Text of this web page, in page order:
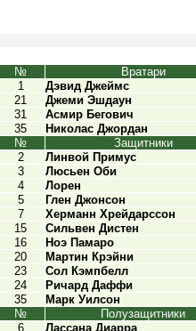
№ Вратари
1
Дэвид Джеймс
21
Джеми Эшдаун
31
Асмир Бегович
35
Николас Джордан
№
Защитники
2
Линвой Примус
3
Люсьен Оби
4
Лорен
5
Глен Джонсон
7
Херманн Хрейдарссон
15
Сильвен Дистен
16
Ноэ Памаро
20
Мартин Крэйни
23
Сол Кэмпбелл
24
Ричард Даффи
35
Марк Уилсон
№
Полузащитники
6
Лассана Диарра